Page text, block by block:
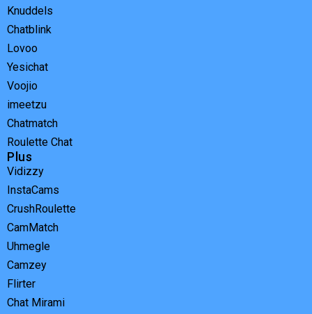
Knuddels
Chatblink
Lovoo
Yesichat
Voojio
imeetzu
Chatmatch
Roulette Chat
Plus
Vidizzy
InstaCams
CrushRoulette
CamMatch
Uhmegle
Camzey
Flirter
Chat Mirami